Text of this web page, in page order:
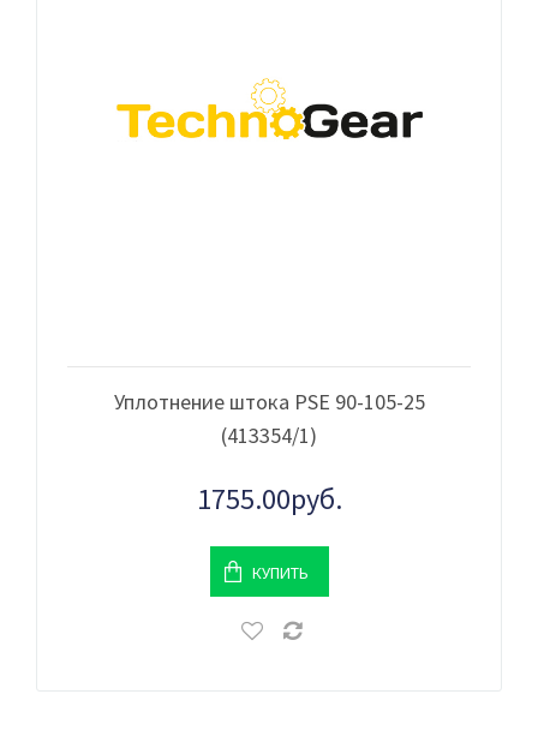
Уплотнение штока PSE 90-105-25
(413354/1)
1755.00руб.
КУПИТЬ